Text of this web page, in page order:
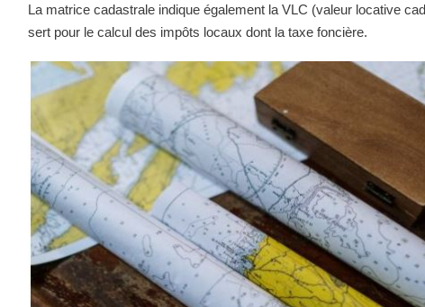
La matrice cadastrale indique également la VLC (valeur locative
sert pour le calcul des impôts locaux dont la taxe foncière.